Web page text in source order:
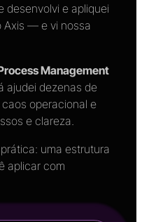
desenvolvi e apliquei
Axis — e vi nossa
Management
ajudei dezenas de
operacional e
e clareza.
uma estrutura
aplicar com